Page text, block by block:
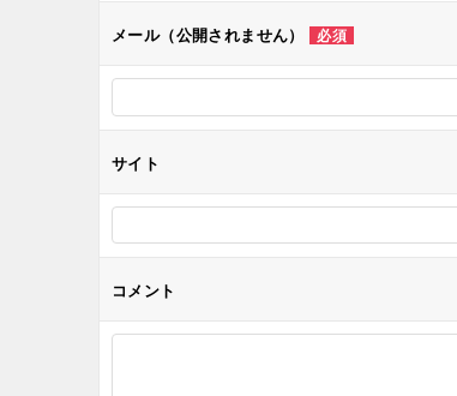
ン
メール（公開されません） 必須
サイト
コメント